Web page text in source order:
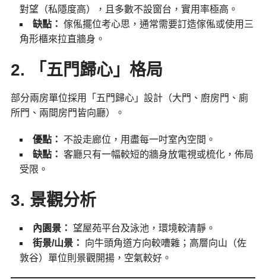
對望（私隱度高），且多數不設窗台，實用率極高。
缺點： 傢俬擺位考心思，通常需要訂造傢俬或使用三
角形櫃來拉直牆身。
2. 「五門歸心」格局
部分兩房單位採用「五門歸心」設計（大門、廚房門、廁
所門、兩間房門皆向廳）。
優點：
不設走廊位，用盡每一吋室內空間。
缺點： 客廳只有一幅較短的牆身放電視或梳化，佈局
受限。
3. 景觀分析
內園景： 望屋苑平台及泳池，環境較清靜。
街景/山景：
向牛頭角道方向較嘈雜；高層向山（佐
敦谷）單位則景觀開揚，空氣較好。